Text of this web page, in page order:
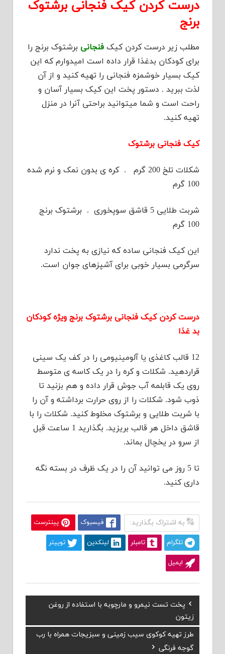
درست کردن کیک فنجانی برشتوک
برنج
مطلب زیر درست کردن کیک فنجانی برشتوک برنج را
برای کودکان بدغذا قرار داده است امیدوارم که این
کیک بسیار خوشمزه فنجانی را تهیه کنید و از آن
لذت ببرید . دستور پخت این کیک بسیار آسان و
راحت است و شما میتوانید براحتی آنرا در منزل
تهیه کنید.
کیک فنجانی برشتوک
شکلات تلخ 200 گرم . کره ی بدون نمک و نرم شده
100 گرم
شربت طلایی 5 قاشق سوپخوری . برشتوک برنج
100 گرم
این کیک فنجانی ساده که نیازی به پخت ندارد
سرگرمی بسیار خوبی برای آشپزهای جوان است.
درست کردن کیک فنجانی برشتوک برنج ویژه کودکان
بد غذا
12 قالب کاغذی یا آلومینیومی را در کف یک سینی
قراردهید. شکلات و کره را در یک کاسه ی متوسط
روی یک قابلمه آب جوش قرار داده و هم بزنید تا
ذوب شود. شکلات را از روی حرارت برداشته و آن را
با شربت طلایی و برشتوک مخلوط کنید. شکلات را با
قاشق داخل هر قالب بریزید. بگذارید 1 ساعت قبل
از سرو در یخچال بماند.
تا 5 روز می توانید آن را در یک ظرف در بسته نگه
داری کنید.
به اشتراک بگذارید: فیسبوک پینترست
تلگرام تامبلر لینکدین توییتر
ایمیل
راهبری
نوشته
Previous
Post:
پخت تست نیمرو و مارچوبه با استفاده از روغن
زیتون
Next
Post:
طرز تهیه کوکوی سیب زمینی و سبزیجات همراه با رب
گوجه فرنگی